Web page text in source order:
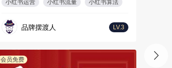
小红书运营 小红书流量 小红书算法
品牌摆渡人 LV.3
会员免费